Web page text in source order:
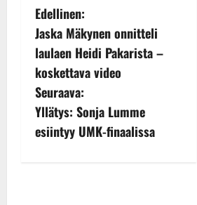
P
o
s
t
n
Edellinen:
Jaska Mäkynen onnitteli
laulaen Heidi Pakarista –
koskettava video
Seuraava:
Yllätys: Sonja Lumme
esiintyy UMK-finaalissa